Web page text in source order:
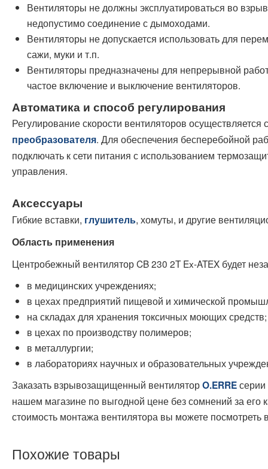
Вентиляторы не должны эксплуатироваться во
недопустимо соединение с дымоходами.
Вентиляторы не допускается использовать для
сажи, муки и т.п.
Вентиляторы предназначены для непрерывной
частое включение и выключение вентиляторов.
Автоматика и способ регулирования
Регулирование скорости вентиляторов
преобразователя. Для обеспечения бесперебойной
подключать к сети питания с использованием
управления.
Аксессуары
Гибкие вставки, глушитель, хомуты, и другие
Область применения
Центробежный вентилятор CB 230 2T Ex-ATEX будет
в медицинских учреждениях;
в цехах предприятий пищевой и химической
на складах для хранения токсичных моющих средств;
в цехах по производству полимеров;
в металлургии;
в лабораториях научных и образовательных
Заказать взрывозащищенный вентиляторO.ERRE
нашем магазине по выгодной цене без сомнений за его
стоимость монтажа вентилятора вы можете посмотреть
Похожие товары